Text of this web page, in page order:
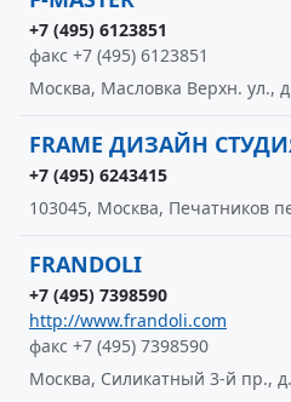
+7 (495) 6123851
факс +7 (495) 6123851
Москва, Масловка Верхн. ул.,
FRAME ДИЗАЙН
+7 (495) 6243415
103045, Москва, Печатников
FRANDOLI
+7 (495) 7398590
http://www.frandoli.com
факс +7 (495) 7398590
Москва, Силикатный 3-й пр.,